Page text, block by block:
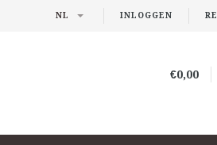
INLOGGEN
NL
€0,00